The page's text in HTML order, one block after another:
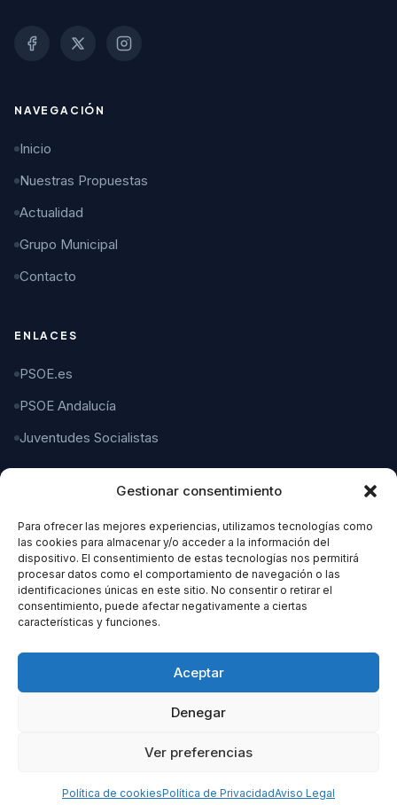
Gestionar consentimiento
Para ofrecer las mejores experiencias, utilizamos tecnologías como
las cookies para almacenar y/o acceder a la información del
dispositivo. El consentimiento de estas tecnologías nos permitirá
procesar datos como el comportamiento de navegación o las
identificaciones únicas en este sitio. No consentir o retirar el
consentimiento, puede afectar negativamente a ciertas
características y funciones.
Aceptar
Denegar
Ver preferencias
Política de cookiesPolítica de PrivacidadAviso Legal
NAVEGACIÓN
Inicio
Nuestras Propuestas
Actualidad
Grupo Municipal
Contacto
ENLACES
PSOE.es
PSOE Andalucía
Juventudes Socialistas
C/ Gaspar del Pino, 4
11004 Cádiz
956 21 21 21
© 2026 PSOE Cádiz. Todos los derechos reservados.
Aviso Legal Política de Privacidad